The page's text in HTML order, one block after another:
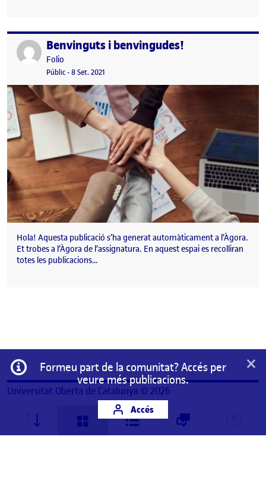
Publicat perBenvinguts i benvingudes!
Publicat per
Folio
Visibilitat:
Públic-Data de publicació
8 Set. 2021
Hola! Aquesta publicació s’ha generat automàticament a l’Àgora.
Et trobes a l’Àgora de l’assignatura. En aquest espai es recolliran
totes les publicacions…
Informació
Formeu part de la comunitat? Accés per
veure més publicacions.
Accés
×
Universitat Oberta de Catalunya © 2026